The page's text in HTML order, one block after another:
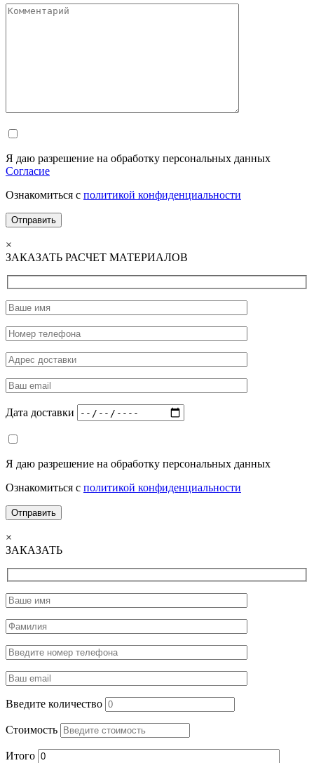
Я даю разрешение на обработку персональных данных
Согласие
Ознакомиться с политикой конфиденциальности
×
ЗАКАЗАТЬ РАСЧЕТ МАТЕРИАЛОВ
Дата доставки
Я даю разрешение на обработку персональных данных
Ознакомиться с политикой конфиденциальности
×
ЗАКАЗАТЬ
Введите количество
Стоимость
Итого